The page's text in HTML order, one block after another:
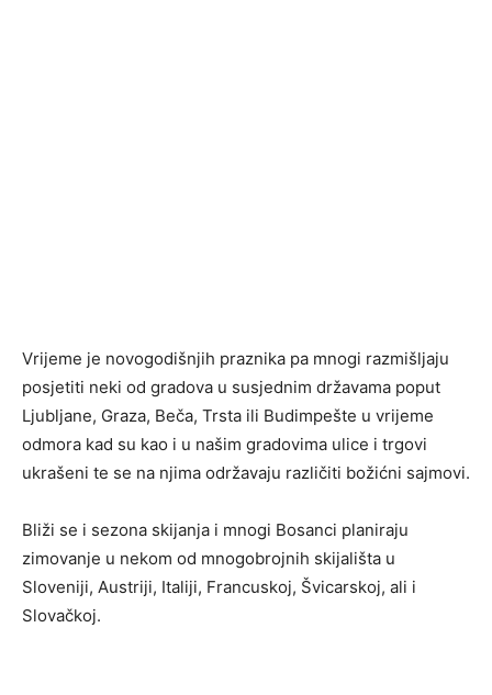
Vrijeme je novogodišnjih praznika pa mnogi razmišljaju
posjetiti neki od gradova u susjednim državama poput
Ljubljane, Graza, Beča, Trsta ili Budimpešte u vrijeme
odmora kad su kao i u našim gradovima ulice i trgovi
ukrašeni te se na njima održavaju različiti božićni sajmovi.
Bliži se i sezona skijanja i mnogi Bosanci planiraju
zimovanje u nekom od mnogobrojnih skijališta u
Sloveniji, Austriji, Italiji, Francuskoj, Švicarskoj, ali i
Slovačkoj.